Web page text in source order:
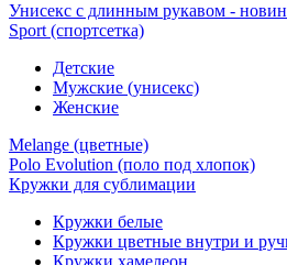
Унисекс с длинным рукавом -
Sport (спортсетка)
Детские
Мужские (унисекс)
Женские
Melange (цветные)
Polo Evolution (поло под хлопок)
Кружки для сублимации
Кружки белые
Кружки цветные внутри и
Кружки хамелеон